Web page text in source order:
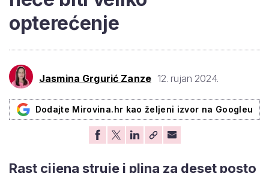
opterećenje
Jasmina Grgurić Zanze 12. rujan 2024.
Dodajte Mirovina.hr kao željeni izvor na Googleu
Rast cijena struje i plina za deset posto